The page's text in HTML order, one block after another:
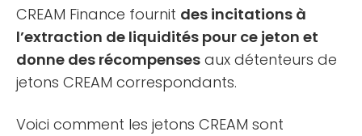
CREAM Finance fournit des incitations à
l’extraction de liquidités pour ce jeton et
donne des récompenses aux détenteurs de
jetons CREAM correspondants.
Voici comment les jetons CREAM sont